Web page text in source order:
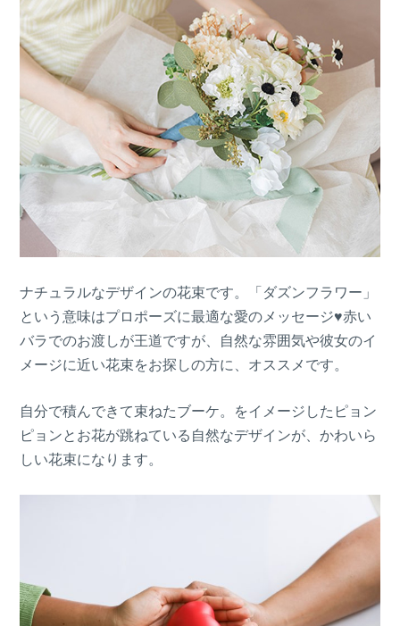
ナチュラルなデザインの花束です。「ダズンフラワー」
という意味はプロポーズに最適な愛のメッセージ♥赤い
バラでのお渡しが王道ですが、自然な雰囲気や彼女のイ
メージに近い花束をお探しの方に、オススメです。
自分で積んできて束ねたブーケ。をイメージしたピョン
ピョンとお花が跳ねている自然なデザインが、かわいら
しい花束になります。